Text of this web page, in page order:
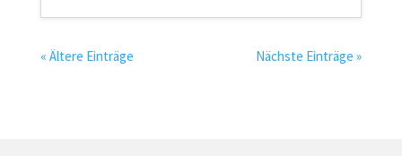
« Ältere Einträge Nächste Einträge »